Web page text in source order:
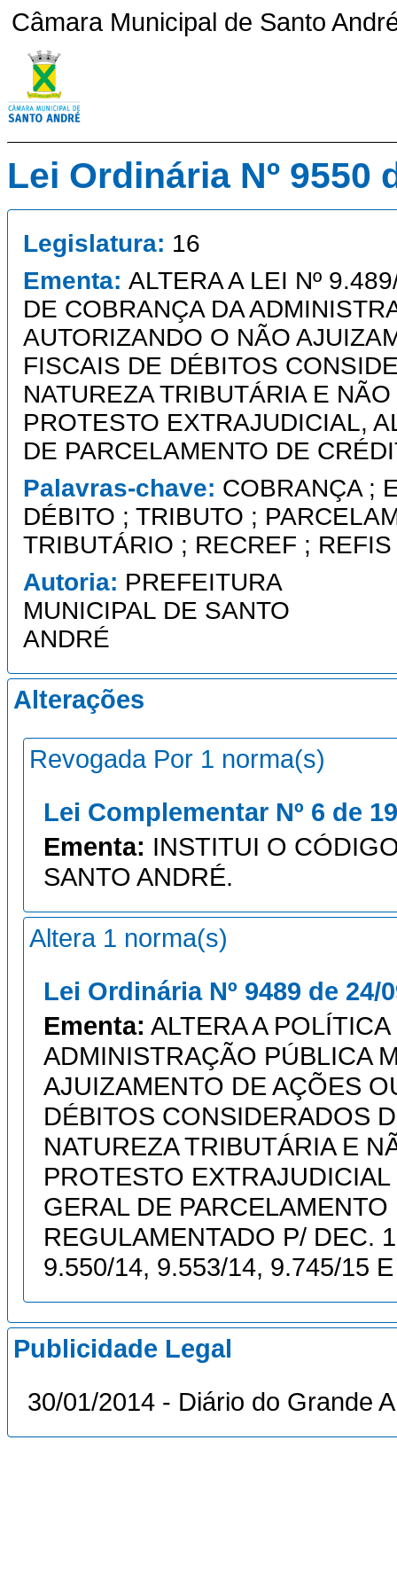
Câmara Municipal de Santo
Lei Ordinária Nº 9550
Legislatura: 16
Ementa: ALTERA A LEI Nº
DE COBRANÇA DA
AUTORIZANDO O NÃO
FISCAIS DE DÉBITOS
NATUREZA TRIBUTÁRIA E
PROTESTO EXTRAJUDICIAL,
DE PARCELAMENTO DE
Palavras-chave: COBRANÇA ;
DÉBITO ; TRIBUTO ;
TRIBUTÁRIO ; RECREF ; REFIS
Autoria: PREFEITURA
MUNICIPAL DE SANTO
ANDRÉ
Alterações
Revogada Por 1 norma(s)
Lei Complementar Nº 6 de
Ementa: INSTITUI O
SANTO ANDRÉ.
Altera 1 norma(s)
Lei Ordinária Nº 9489 de 24/
Ementa: ALTERA A
ADMINISTRAÇÃO PÚBLICA
AJUIZAMENTO DE AÇÕES
DÉBITOS CONSIDERADOS
NATUREZA TRIBUTÁRIA E
PROTESTO
GERAL DE
REGULAMENTADO P/ DEC.
9.550/14, 9.553/14, 9.745/15
Publicidade Legal
30/01/2014 - Diário do Grande